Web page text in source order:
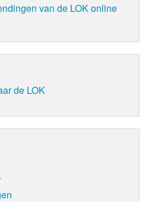
van de LOK online
de LOK